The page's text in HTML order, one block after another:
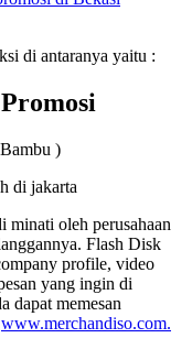
di antaranya yaitu :
)
minati oleh perusahaan
Flash Disk
profile, video
yang ingin di
dapat memesan
www.merchandiso.com.